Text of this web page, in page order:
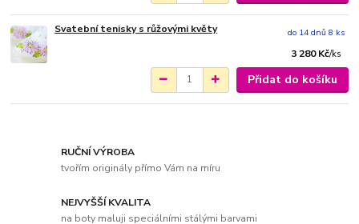
Svatební tenisky s růžovými květy
3 280 Kč/ks
do 14 dnů 8 ks
Přidat do košíku
RUČNÍ VÝROBA
tvořím originály přímo Vám na míru
NEJVYŠŠÍ KVALITA
na boty maluji speciálními stálými barvami